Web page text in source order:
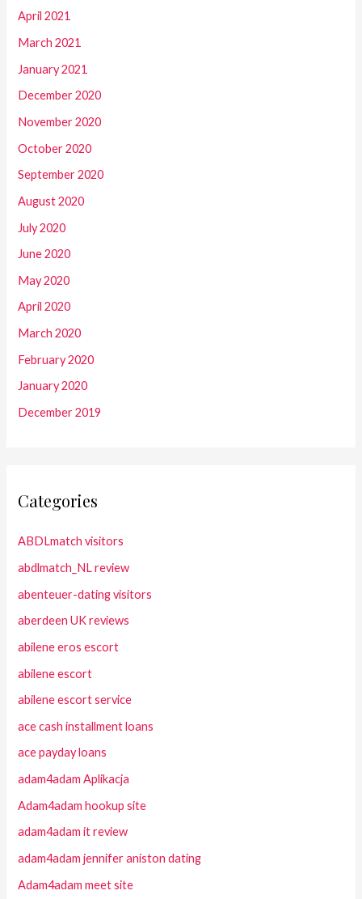
April 2021
March 2021
January 2021
December 2020
November 2020
October 2020
September 2020
August 2020
July 2020
June 2020
May 2020
April 2020
March 2020
February 2020
January 2020
December 2019
Categories
ABDLmatch visitors
abdlmatch_NL review
abenteuer-dating visitors
aberdeen UK reviews
abilene eros escort
abilene escort
abilene escort service
ace cash installment loans
ace payday loans
adam4adam Aplikacja
Adam4adam hookup site
adam4adam it review
adam4adam jennifer aniston dating
Adam4adam meet site